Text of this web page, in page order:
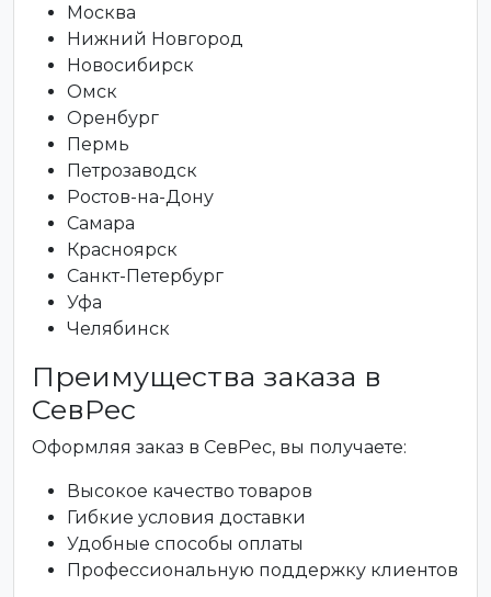
Москва
Нижний Новгород
Новосибирск
Омск
Оренбург
Пермь
Петрозаводск
Ростов-на-Дону
Самара
Красноярск
Санкт-Петербург
Уфа
Челябинск
Преимущества заказа в
СевРес
Оформляя заказ в СевРес, вы получаете:
Высокое качество товаров
Гибкие условия доставки
Удобные способы оплаты
Профессиональную поддержку клиентов